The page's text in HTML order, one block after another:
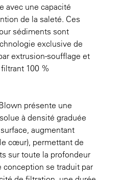
avec une capacité
de la saleté. Ces
sédiments sont
exclusive de
extrusion-soufflage et
100 %
présente une
à densité graduée
augmentant
cœur), permettant de
sur toute la profondeur
se traduit par